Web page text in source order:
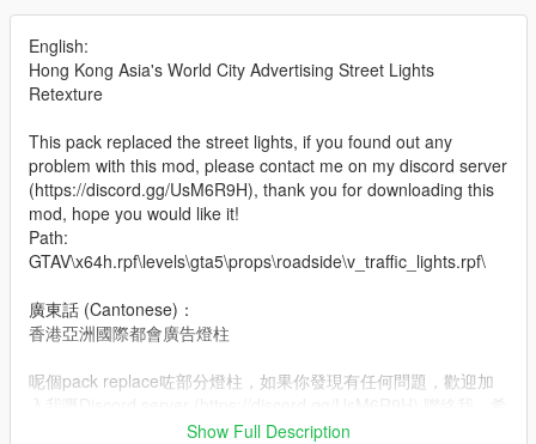
English:
Hong Kong Asia's World City Advertising Street Lights
Retexture
This pack replaced the street lights, if you found out any
problem with this mod, please contact me on my discord server
(https://discord.gg/UsM6R9H), thank you for downloading this
mod, hope you would like it!
Path:
GTAV\x64h.rpf\levels\gta5\props\roadside\v_traffic_lights.rpf\
廣東話 (Cantonese)：
香港亞洲國際都會廣告燈柱
呢個pack replace咗部分燈柱，如果你發現有任何問題，歡迎加
望你鍾意呢個pack啦。Show Full Description